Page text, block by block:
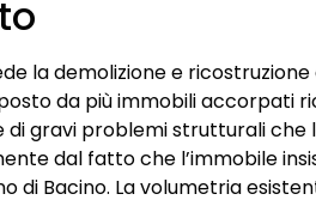
la demolizione e ricostruzione
da più immobili accorpati
di gravi problemi strutturali
dal fatto che l’immobile
di Bacino. La volumetria